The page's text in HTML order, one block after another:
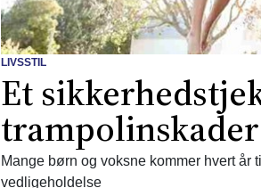
LIVSSTIL
Et
trampolinskader
Mange børn og voksne kommer hvert år
vedligeholdelse